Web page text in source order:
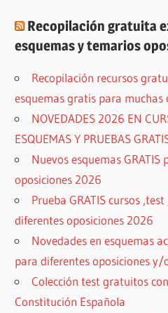
Recopilación gratuita
esquemas y temarios
Recopilación recursos
esquemas gratis para
NOVEDADES 2026 EN
ESQUEMAS Y PRUEBAS
Nuevos esquemas
oposiciones 2026
Prueba GRATIS cursos
diferentes oposiciones 2026
Novedades en esquemas
para diferentes oposiciones y/
Colección test gratuitos
Constitución Española